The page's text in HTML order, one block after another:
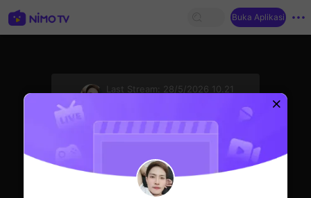
Buka Aplikasi
Last Stream:
28/5/2026 10.21